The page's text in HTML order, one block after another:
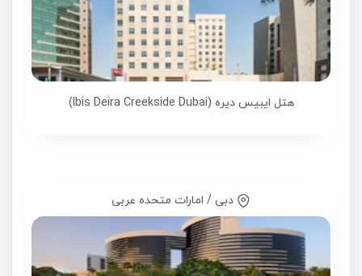
هتل ایبیس دیره (Ibis Deira Creekside Dubai)
دبی / امارات متحده عربی